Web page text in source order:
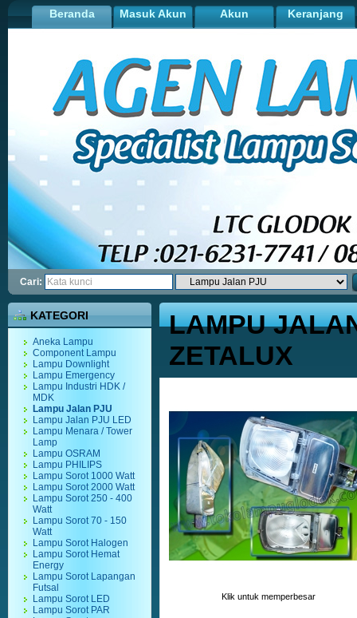
Beranda Masuk Akun Akun Keranjang
Cari:
KATEGORI
Aneka Lampu
Component Lampu
Lampu Downlight
Lampu Emergency
Lampu Industri HDK /
MDK
Lampu Jalan PJU
Lampu Jalan PJU LED
Lampu Menara / Tower
Lamp
Lampu OSRAM
Lampu PHILIPS
Lampu Sorot 1000 Watt
Lampu Sorot 2000 Watt
Lampu Sorot 250 - 400
Watt
Lampu Sorot 70 - 150
Watt
Lampu Sorot Halogen
Lampu Sorot Hemat
Energy
Lampu Sorot Lapangan
Futsal
Lampu Sorot LED
Lampu Sorot PAR
LAMPU
ZETALUX
Klik untuk memperbesar